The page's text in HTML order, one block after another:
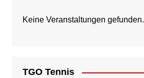
Keine Veranstaltungen gefunden.
TGO Tennis